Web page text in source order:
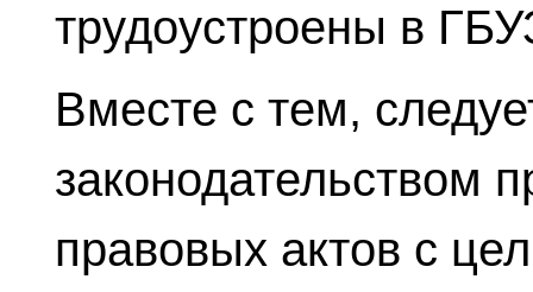
трудоустроены в
Вместе с тем,
законодательством
правовых актов с